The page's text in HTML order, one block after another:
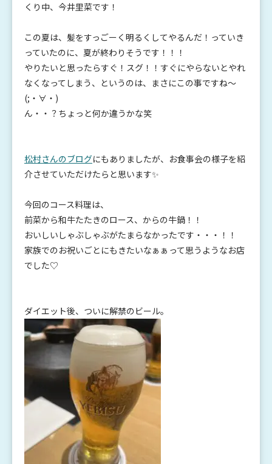
くり中、今井里菜です！
この夏は、髪をすっごーく明るくしてやるんだ！っていき
っていたのに、夏が終わりそうです！！！
やりたいと思ったらすぐ！スグ！！すぐにやらないとやれ
なくなってしまう、というのは、まさにこの事ですね～
(;・∀・)
ん・・？ちょっと何か違うかな笑
松村さんのブログにもありましたが、お食事会の様子を紹
介させていただけたらと思います✨
今回のコース料理は、
前菜から和牛たたきのロース、からの牛鍋！！
おいしいしゃぶしゃぶがたまらなかったです・・・！！
家族でのお祝いごとにもきたいなぁぁって思うようなお店
でした♡
ダイエット後、ついに解禁のビール。